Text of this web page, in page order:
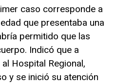
caso corresponde a
que presentaba una
permitido que las
Indicó que a
Hospital Regional,
y se inició su atención